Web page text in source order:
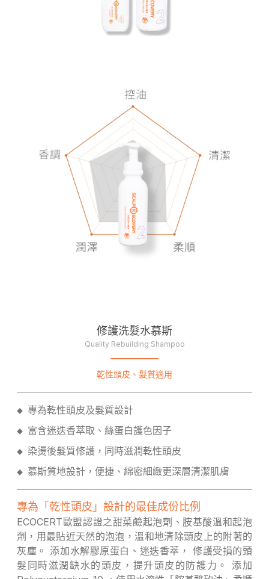
修護洗髮水慕斯
Quality Rebuilding Shampoo
乾性頭皮、髮質適用
◆ 專為乾性頭皮及髮質設計
◆ 富含迷迭香萃取、絲蛋白護色因子
◆ 染燙後髮質修護，同時滋潤乾性頭皮
◆ 慕斯質地設計，便捷、綿密細緻更深層清潔肌膚
專為「乾性頭皮」設計的最佳成份比例
ECOCERT歐盟認證之甜菜鹼起泡劑、胺基酸溫和起泡
劑，用最貼近天然的泡泡，溫和地清除頭皮上的附著的
灰塵。 添加水解膠原蛋白、迷迭香萃， 修護受損的頭
髮同時滋潤缺水的頭皮，提升頭皮的防護力。 添加